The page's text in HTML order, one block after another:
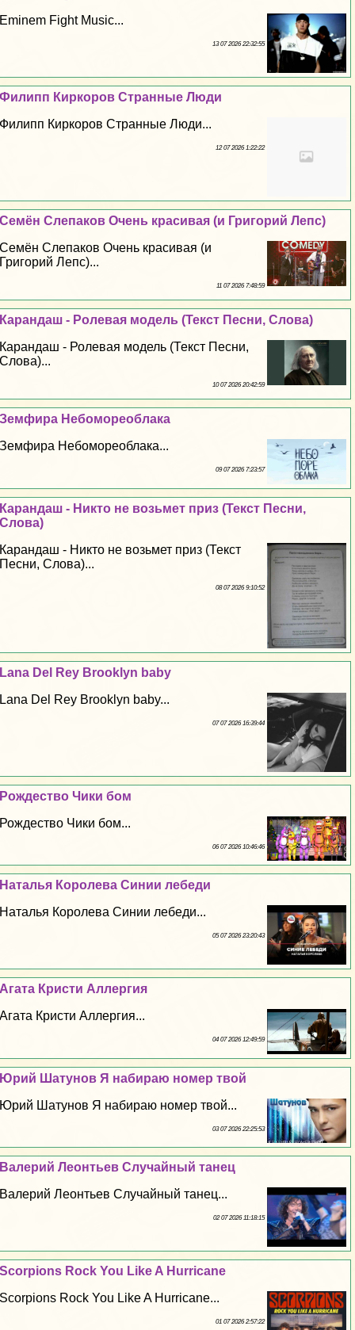
Eminem Fight Music...
13 07 2026 22:32:55
Филипп Киркоров Странные Люди
Филипп Киркоров Странные Люди...
12 07 2026 1:22:22
Семён Слепаков Очень красивая (и Григорий Лепс)
Семён Слепаков Очень красивая (и
Григорий Лепс)...
11 07 2026 7:48:59
Карандаш - Ролевая модель (Текст Песни, Слова)
Карандаш - Ролевая модель (Текст Песни,
Слова)...
10 07 2026 20:42:59
Земфира Небомореоблака
Земфира Небомореоблака...
09 07 2026 7:23:57
Карандаш - Никто не возьмет приз (Текст Песни,
Слова)
Карандаш - Никто не возьмет приз (Текст
Песни, Слова)...
08 07 2026 9:10:52
Lana Del Rey Brooklyn baby
Lana Del Rey Brooklyn baby...
07 07 2026 16:39:44
Рождество Чики бом
Рождество Чики бом...
06 07 2026 10:46:46
Наталья Королева Синии лебеди
Наталья Королева Синии лебеди...
05 07 2026 23:20:43
Агата Кристи Аллергия
Агата Кристи Аллергия...
04 07 2026 12:49:59
Юрий Шатунов Я набираю номер твой
Юрий Шатунов Я набираю номер твой...
03 07 2026 22:25:53
Валерий Леонтьев Случайный танец
Валерий Леонтьев Случайный танец...
02 07 2026 11:18:15
Scorpions Rock You Like A Hurricane
Scorpions Rock You Like A Hurricane...
01 07 2026 2:57:22